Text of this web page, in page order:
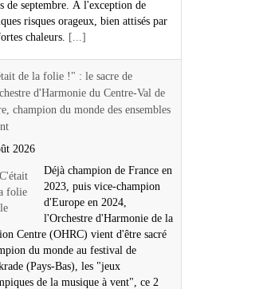
de septembre. À l'exception de
risques orageux, bien attisés par
chaleurs.
[...]
de la folie !" : le sacre de
d'Harmonie du Centre-Val de
champion du monde des ensembles
2026
Déjà champion de France en
2023, puis vice-champion
d'Europe en 2024,
l'Orchestre d'Harmonie de la
Centre (OHRC) vient d'être sacré
du monde au festival de
(Pays-Bas), les "jeux
de la musique à vent", ce 2